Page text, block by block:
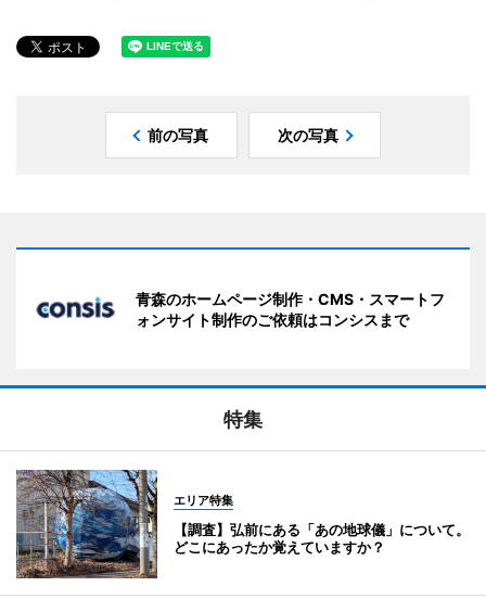
前の写真 次の写真
青森のホームページ制作・CMS・スマートフ
ォンサイト制作のご依頼はコンシスまで
特集
エリア特集
【調査】弘前にある「あの地球儀」について。
どこにあったか覚えていますか？